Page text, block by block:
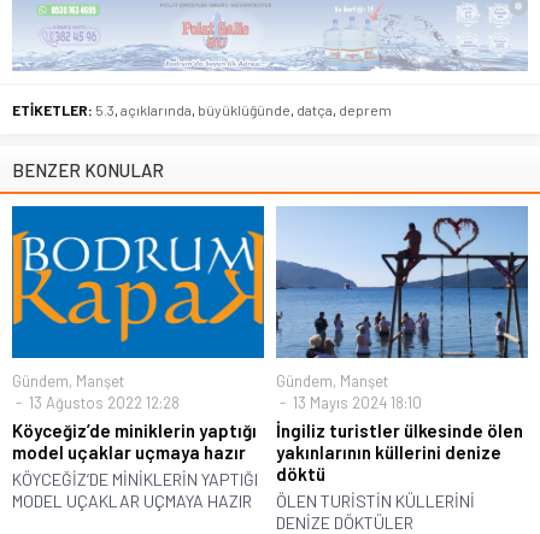
ETİKETLER: 5.3, açıklarında, büyüklüğünde, datça, deprem
BENZER KONULAR
Gündem, Manşet
13 Ağustos 2022 12:28
Köyceğiz’de miniklerin yaptığı
model uçaklar uçmaya hazır
KÖYCEĞİZ’DE MİNİKLERİN YAPTIĞI
MODEL UÇAKLAR UÇMAYA HAZIR
Gündem, Manşet
13 Mayıs 2024 18:10
İngiliz turistler ülkesinde ölen
yakınlarının küllerini denize
döktü
ÖLEN TURİSTİN KÜLLERİNİ
DENİZE DÖKTÜLER